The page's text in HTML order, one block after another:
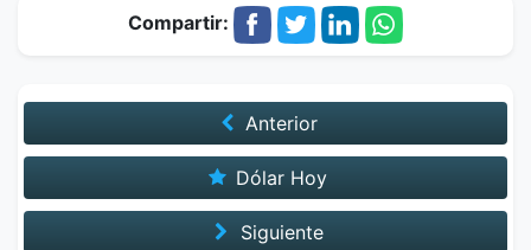
Compartir:
Anterior
Dólar Hoy
Siguiente